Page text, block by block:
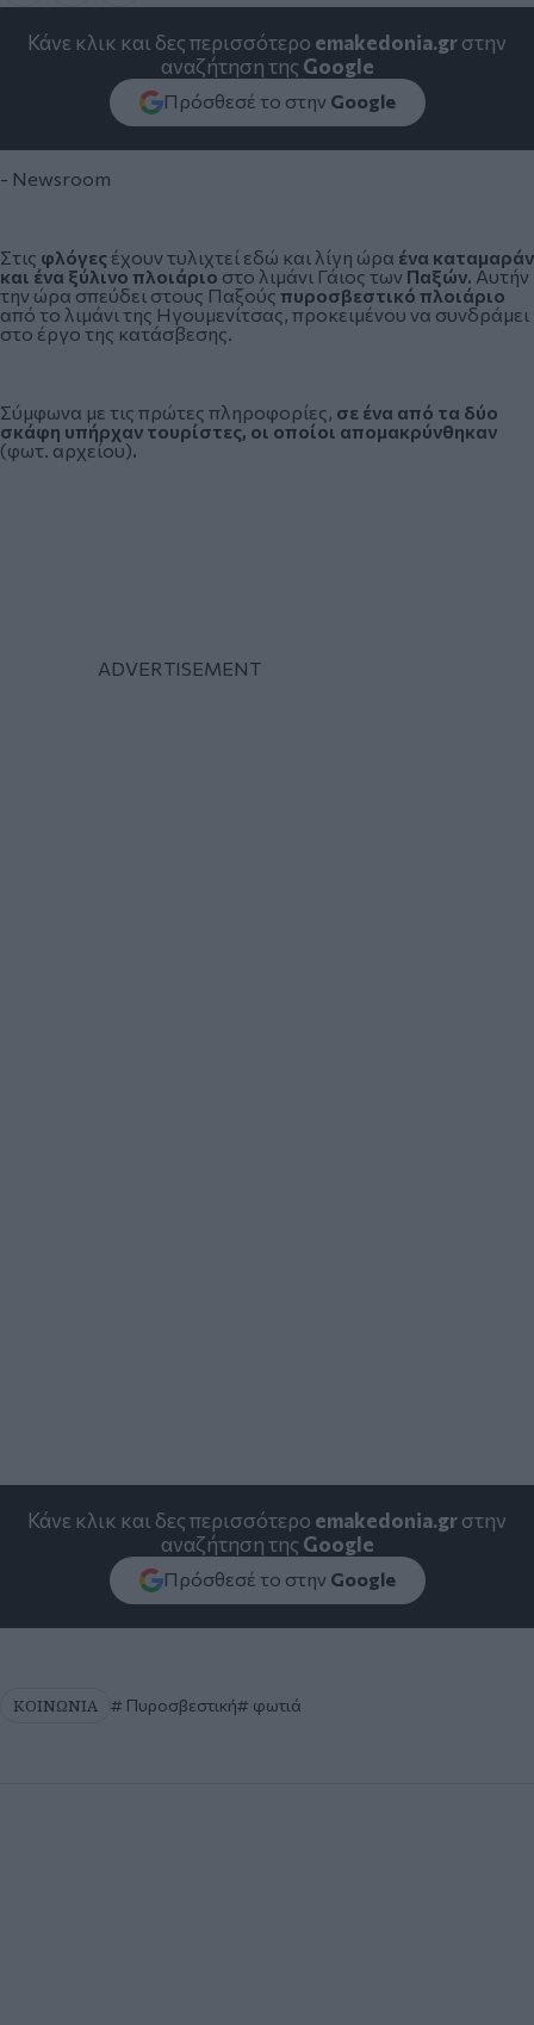
Κάνε κλικ και δες περισσότερο emakedonia.grστην
αναζήτηση της Google
Πρόσθεσέ το στην Google
- Newsroom
Στις φλόγες έχουν τυλιχτεί εδώ και λίγη ώρα ένα καταμαράν
και ένα ξύλινο πλοιάριο στο λιμάνι Γάιος των Παξών. Αυτήν
την ώρα σπεύδει στους Παξούςπυροσβεστικό πλοιάριο
από το λιμάνι της Ηγουμενίτσας, προκειμένου να συνδράμει
στο έργο της κατάσβεσης.
Σύμφωνα με τις πρώτες πληροφορίες, σε ένα από τα δύο
σκάφη υπήρχαν τουρίστες, οι οποίοι απομακρύνθηκαν
(φωτ. αρχείου).
Κάνε κλικ και δες περισσότερο emakedonia.grστην
αναζήτηση της Google
Πρόσθεσέ το στην Google
ΚΟΙΝΩΝΙΑ Πυροσβεστική φωτιά